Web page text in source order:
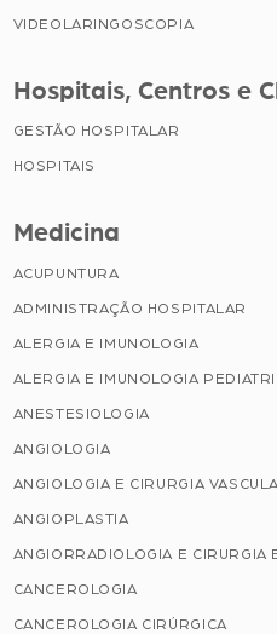
VIDEOLARINGOSCOPIA
Hospitais, Centros e
GESTÃO HOSPITALAR
HOSPITAIS
Medicina
ACUPUNTURA
ADMINISTRAÇÃO HOSPITALAR
ALERGIA E IMUNOLOGIA
ALERGIA E IMUNOLOGIA
ANESTESIOLOGIA
ANGIOLOGIA
ANGIOLOGIA E CIRURGIA
ANGIOPLASTIA
ANGIORRADIOLOGIA E CIRURGIA
CANCEROLOGIA
CANCEROLOGIA CIRÚRGICA